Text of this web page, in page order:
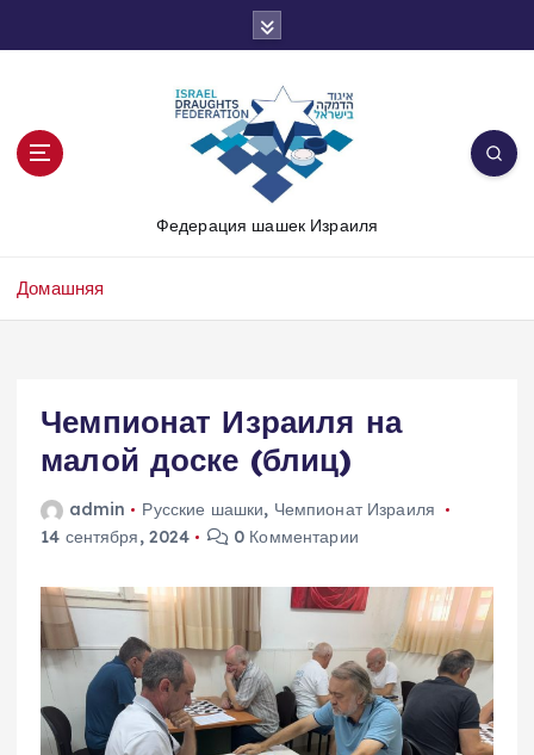
Федерация шашек Израиля
Домашняя
Чемпионат Израиля на
малой доске (блиц)
admin Русские шашки, Чемпионат Израиля
14 сентября, 2024
0 Комментарии